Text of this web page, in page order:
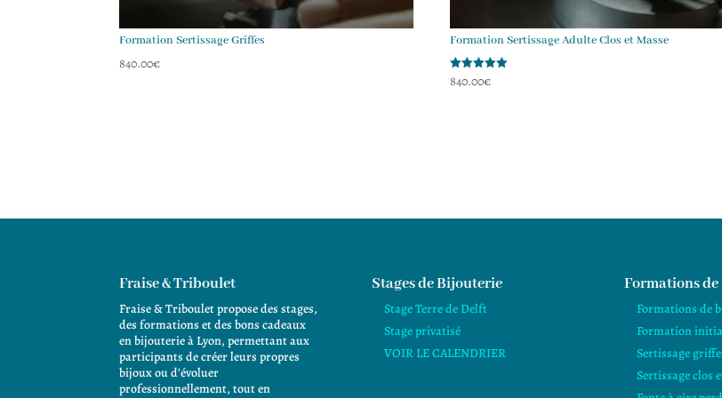
Formation Sertissage Griffes
840.00€
Formation Sertissage Adulte Clos et Masse
Note
5.00
840.00€
Fraise & Triboulet
Fraise & Triboulet propose des stages,
des formations et des bons cadeaux
en bijouterie à Lyon, permettant aux
participants de créer leurs propres
bijoux ou d’évoluer
professionnellement, tout en
Stages de Bijouterie
Stage Terre de Delft
Stage privatisé
VOIR LE CALENDRIER
Formations
Formations de
Formation
Sertissage
Sertissage clos